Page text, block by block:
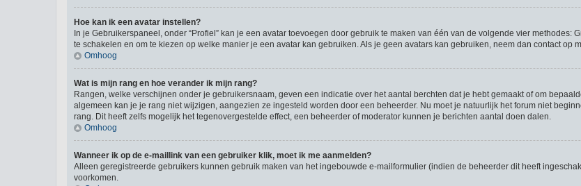
Hoe kan ik een avatar instellen?
In je Gebruikerspaneel, onder “Profiel” kan je een avatar toevoegen door gebruik te maken van één van de volgende vier methodes:
te schakelen en om te kiezen op welke manier je een avatar kan gebruiken. Als je geen avatars kan gebruiken, neem dan contact op
Omhoog
Wat is mijn rang en hoe verander ik mijn rang?
Rangen, welke verschijnen onder je gebruikersnaam, geven een indicatie over het aantal berchten dat je hebt gemaakt of om
algemeen kan je je rang niet wijzigen, aangezien ze ingesteld worden door een beheerder. Nu moet je natuurlijk het forum niet
rang. Dit heeft zelfs mogelijk het tegenovergestelde effect, een beheerder of moderator kunnen je berichten aantal doen dalen.
Omhoog
Wanneer ik op de e-maillink van een gebruiker klik, moet ik me aanmelden?
Alleen geregistreerde gebruikers kunnen gebruik maken van het ingebouwde e-mailformulier (indien de beheerder dit heeft
voorkomen.